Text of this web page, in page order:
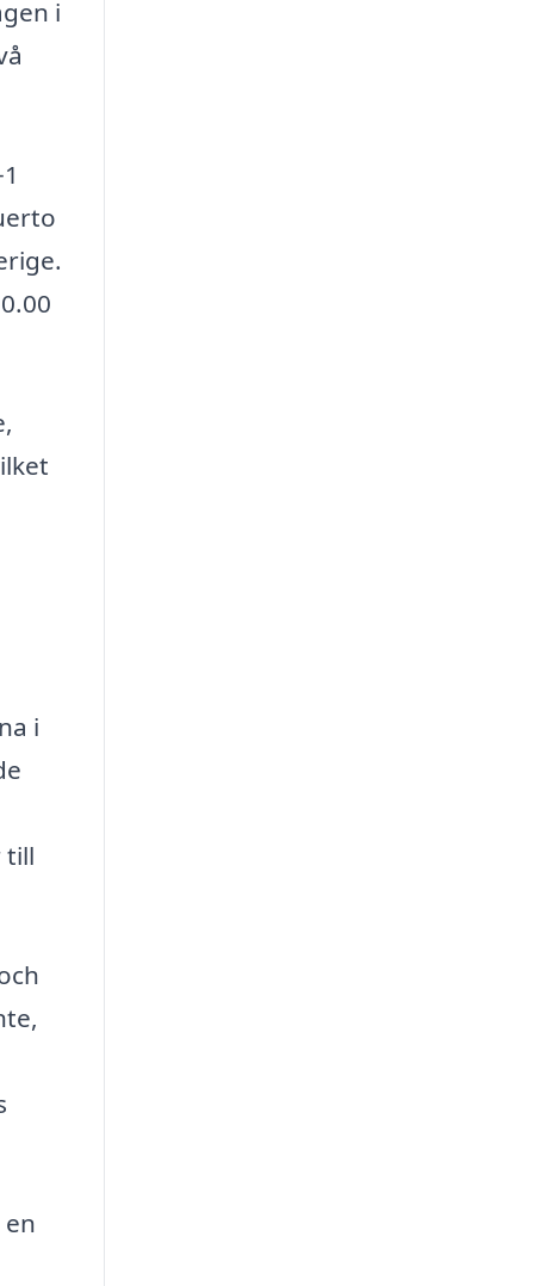
i
i
till